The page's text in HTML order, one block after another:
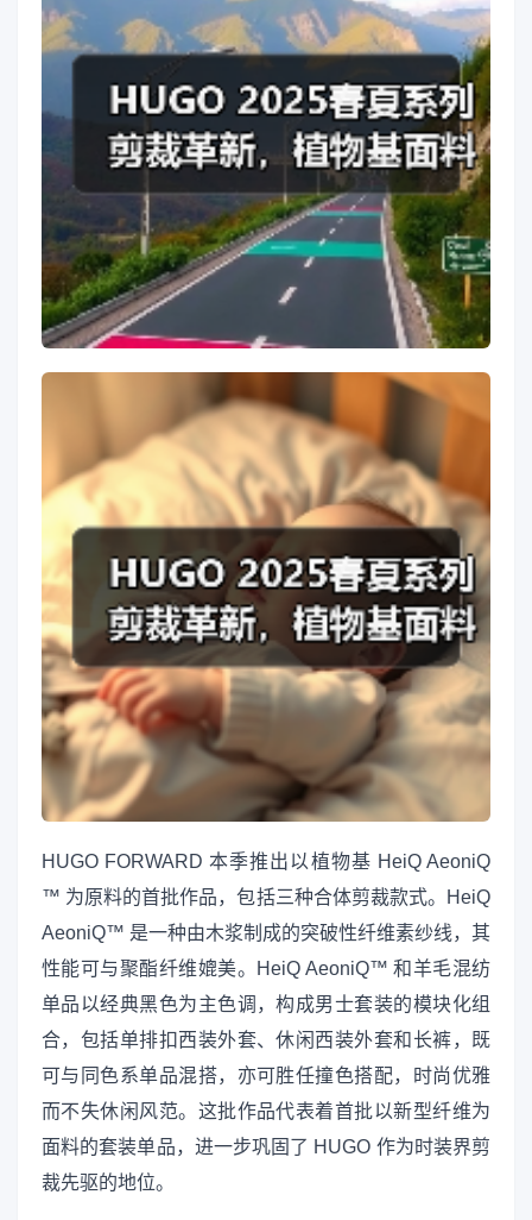
HUGO FORWARD 本季推出以植物基 HeiQ AeoniQ
™ 为原料的首批作品，包括三种合体剪裁款式。HeiQ
AeoniQ™ 是一种由木浆制成的突破性纤维素纱线，其
性能可与聚酯纤维媲美。HeiQ AeoniQ™ 和羊毛混纺
单品以经典黑色为主色调，构成男士套装的模块化组
合，包括单排扣西装外套、休闲西装外套和长裤，既
可与同色系单品混搭，亦可胜任撞色搭配，时尚优雅
而不失休闲风范。这批作品代表着首批以新型纤维为
面料的套装单品，进一步巩固了 HUGO 作为时装界剪
裁先驱的地位。